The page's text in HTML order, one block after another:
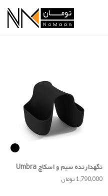
نگهدارنده سیم و اسکاچ Umbra
1,790,000 تومان